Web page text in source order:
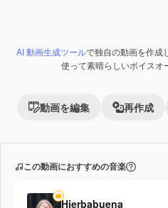
AI 動画生成ツールで独自の動画を作成
使って素晴らしいボイスオ
動画を編集 再作成
この動画におすすめの音楽
Hierbabuena